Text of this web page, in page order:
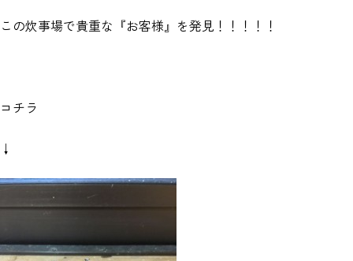
この炊事場で貴重な『お客様』を発見！！！！！
コチラ
↓